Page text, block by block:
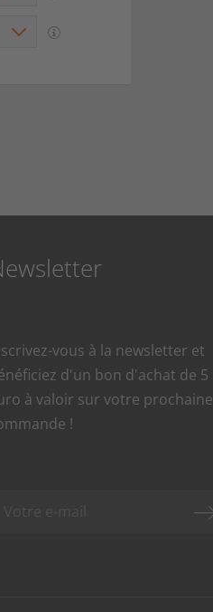
vous à la newsletter et
d'un bon d'achat de 5
à valoir sur votre prochaine
!